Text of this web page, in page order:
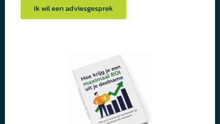
Ik wil een adviesgesprek